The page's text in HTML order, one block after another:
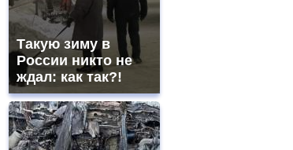
Такую зиму в
России никто не
ждал: как так?!